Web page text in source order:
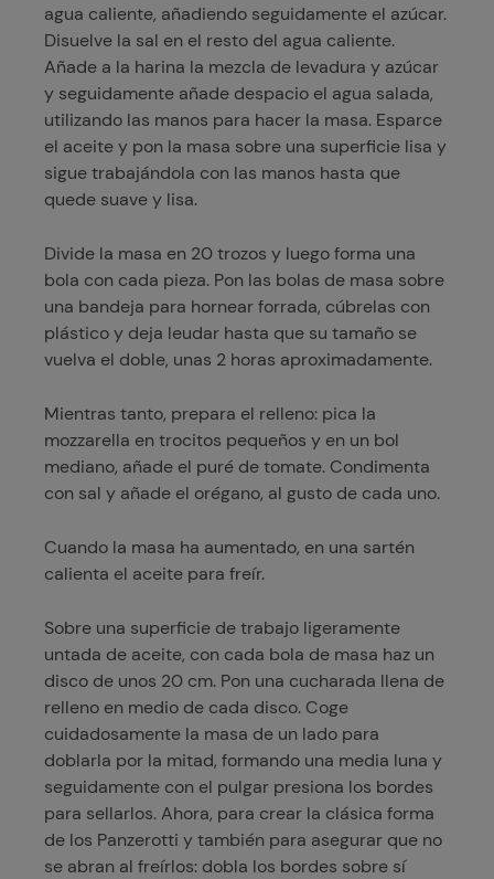
agua caliente, añadiendo seguidamente el azúcar.
Disuelve la sal en el resto del agua caliente.
Añade a la harina la mezcla de levadura y azúcar
y seguidamente añade despacio el agua salada,
utilizando las manos para hacer la masa. Esparce
el aceite y pon la masa sobre una superficie lisa y
sigue trabajándola con las manos hasta que
quede suave y lisa.
Divide la masa en 20 trozos y luego forma una
bola con cada pieza. Pon las bolas de masa sobre
una bandeja para hornear forrada, cúbrelas con
plástico y deja leudar hasta que su tamaño se
vuelva el doble, unas 2 horas aproximadamente.
Mientras tanto, prepara el relleno: pica la
mozzarella en trocitos pequeños y en un bol
mediano, añade el puré de tomate. Condimenta
con sal y añade el orégano, al gusto de cada uno.
Cuando la masa ha aumentado, en una sartén
calienta el aceite para freír.
Sobre una superficie de trabajo ligeramente
untada de aceite, con cada bola de masa haz un
disco de unos 20 cm. Pon una cucharada llena de
relleno en medio de cada disco. Coge
cuidadosamente la masa de un lado para
doblarla por la mitad, formando una media luna y
seguidamente con el pulgar presiona los bordes
para sellarlos. Ahora, para crear la clásica forma
de los Panzerotti y también para asegurar que no
se abran al freírlos: dobla los bordes sobre sí